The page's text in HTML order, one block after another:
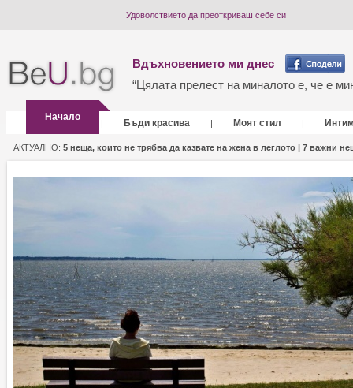
Удоволствието да преоткриваш себе си
Вдъхновението ми днес
“Цялата прелест на миналото е, че е
Начало
| Бъди красива | Моят стил |
АКТУАЛНО: 5 неща, които не трябва да казвате на жена в леглото | 7 важни